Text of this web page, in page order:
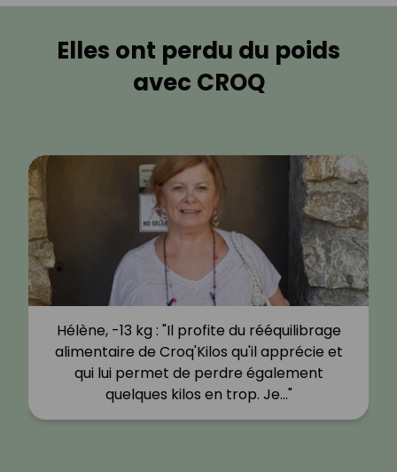
Elles ont perdu du poids
avec CROQ
Hélène, -13 kg : "Il profite du rééquilibrage
alimentaire de Croq'Kilos qu'il apprécie et
qui lui permet de perdre également
quelques kilos en trop. Je…"